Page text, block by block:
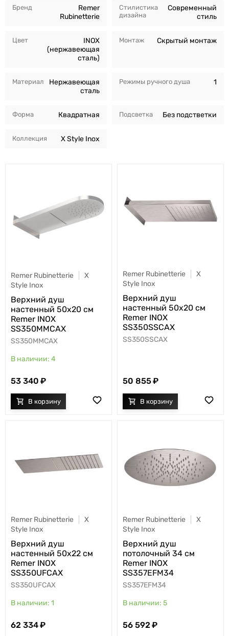
Бренд
Remer
Rubinetterie
Цвет
INOX
(нержавеющая
сталь)
Материал
Нержавеющая
сталь
Форма Квадратная
Коллекция X Style Inox
Стилистика
дизайна
Современный
стиль
Монтаж Скрытый монтаж
Режимы ручного душа 1
Подсветка Без подстветки
Remer Rubinetterie
X
Style Inox
Верхний душ
настенный 50x20 см
Remer INOX
SS350MMCAX
SS350MMCAX
4
53 340
Remer Rubinetterie
X
Style Inox
Верхний душ
настенный 50x20 см
Remer INOX
SS350SSCAX
SS350SSCAX
50 855
Remer Rubinetterie
X
Style Inox
Верхний душ
настенный 50x22 см
Remer INOX
SS350UFCAX
SS350UFCAX
1
62 334
Remer Rubinetterie
X
Style Inox
Верхний душ
потолочный 34 см
Remer INOX
SS357EFM34
SS357EFM34
5
56 592